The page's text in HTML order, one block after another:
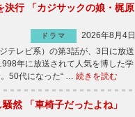
決行 「カジサックの娘・梶原
ドラマ
2026年8月4日
テレビ系）の第3話が、3日に放送
年に放送されて人気を博した学
50代になった“ … 続きを読む
然 「車椅子だったよね」